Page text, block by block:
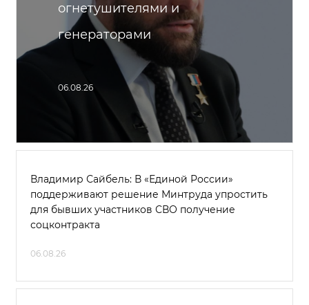
огнетушителями и
генераторами
06.08.26
Владимир Сайбель: В «Единой России»
поддерживают решение Минтруда упростить
для бывших участников СВО получение
соцконтракта
06.08.26